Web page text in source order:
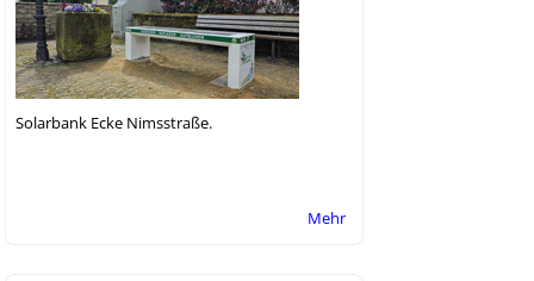
Solarbank Ecke Nimsstraße.
Mehr